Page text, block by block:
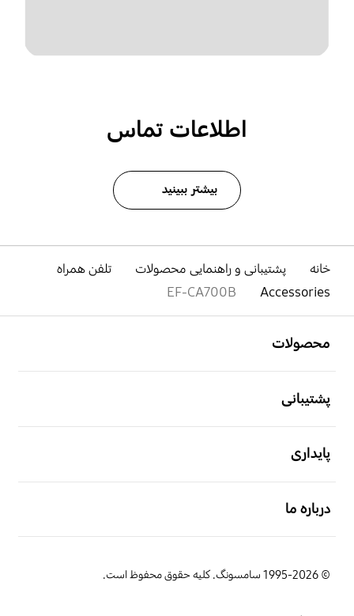
اطلاعات تماس
بیشتر ببینید
خانه پشتیبانی و راهنمایی محصولات
تلفن همراه
Accessories
EF-CA700B
محصولات
پشتیبانی
پایداری
درباره ما
© 1995-2026 سامسونگ. کلیه حقوق محفوظ است.